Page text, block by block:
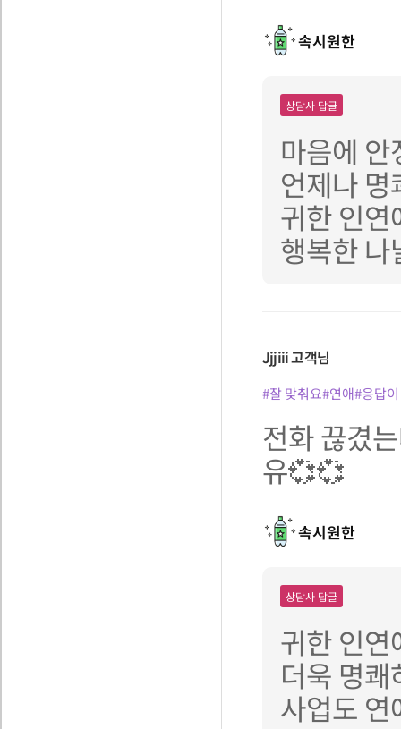
속시원한
상담사 답글
마음에
언제나
귀한 인
행복한
Jjjiii고객님
#잘 맞춰요#연애#응답
전화 끊겼
유💞💞
속시원한
상담사 답글
귀한 인
더욱 명
사업도